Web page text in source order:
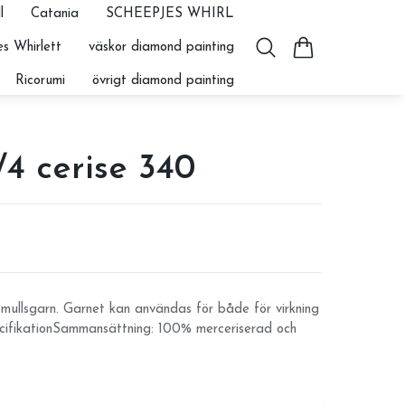
Catania SCHEEPJES WHIRL
Whirlett väskor diamond painting
Ricorumi övrigt diamond painting
cerise 340
Garnet kan användas för både för virkning
100% merceriserad och